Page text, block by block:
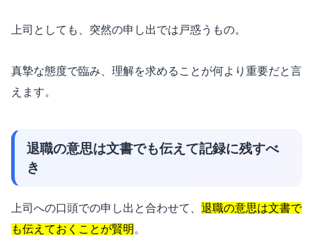
上司としても、突然の申し出では戸惑うもの。
真摯な態度で臨み、理解を求めることが何より重要だと言
えます。
退職の意思は文書でも伝えて記録に残すべ
き
上司への口頭での申し出と合わせて、 退職の意思は文書で
も伝えておくことが賢明。